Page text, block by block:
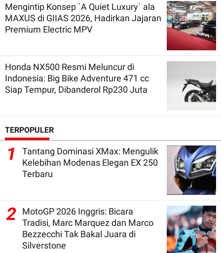
Mengintip Konsep `A Quiet Luxury` ala
MAXUS di GIIAS 2026, Hadirkan Jajaran
Premium Electric MPV
Honda NX500 Resmi Meluncur di
Indonesia: Big Bike Adventure 471 cc
Siap Tempur, Dibanderol Rp230 Juta
TERPOPULER
1
Tantang Dominasi XMax: Mengulik
Kelebihan Modenas Elegan EX 250
Terbaru
2
MotoGP 2026 Inggris: Bicara
Tradisi, Marc Marquez dan Marco
Bezzecchi Tak Bakal Juara di
Silverstone